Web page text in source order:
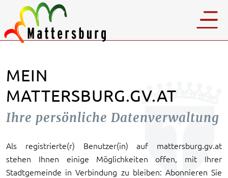
MEIN
MATTERSBURG.GV.AT
Ihre persönliche Datenverwaltung
Als registrierte(r) Benutzer(in) auf mattersburg.gv.at
stehen Ihnen einige Möglichkeiten offen, mit Ihrer
Stadtgemeinde in Verbindung zu bleiben: Abonnieren Sie